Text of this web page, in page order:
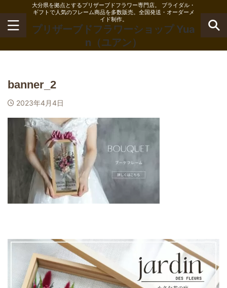
大分県を拠点とするプリザーブドフラワー専門店。 ブライダル・
ギフトで人気のフレーム商品を多数販売。全国発送・オーダーメ
イド制作。
プリザーブドフラワーショップ Yua
n（ユアン）
banner_2
2023年4月4日